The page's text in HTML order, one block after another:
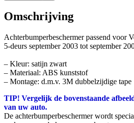
Omschrijving
Achterbumperbeschermer passend voor
5-deurs september 2003 tot september
– Kleur: satijn zwart
– Materiaal: ABS kunststof
– Montage: d.m.v. 3M dubbelzijdige tape
TIP! Vergelijk de bovenstaande
van uw auto.
De achterbumperbeschermer wordt